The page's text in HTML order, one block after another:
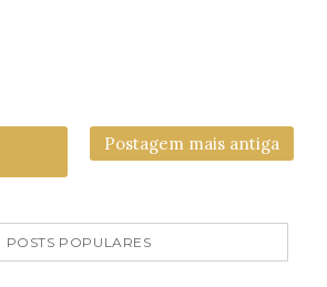
Postagem mais antiga
POSTS POPULARES